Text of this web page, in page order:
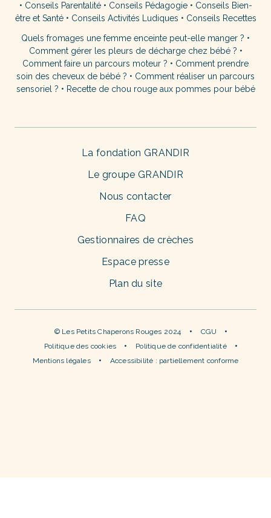
• Conseils Parentalité• Conseils Pédagogie• Conseils Bien-
être et Santé• Conseils Activités Ludiques • Conseils Recettes
Quels fromages une femme enceinte peut-elle manger ? •
Comment gérer les pleurs de décharge chez bébé ? •
Comment faire un parcours moteur ? • Comment prendre
soin des cheveux de bébé ? • Comment réaliser un parcours
sensoriel ? • Recette de chou rouge aux pommes pour bébé
La fondation GRANDIR
Le groupe GRANDIR
Nous contacter
FAQ
Gestionnaires de crèches
Espace presse
Plan du site
© Les Petits Chaperons Rouges 2024
CGU
Politique des cookies
Politique de confidentialité
Mentions légales
Accessibilité : partiellement conforme